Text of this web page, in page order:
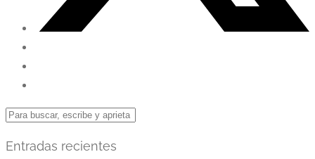
Entradas recientes